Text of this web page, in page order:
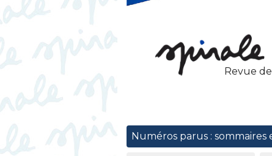
Revue
Numéros parus : sommaires